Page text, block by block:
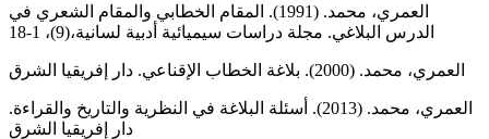
العمري، محمد. (1991). المقام الخطابي والمقام الشعري في
الدرس البلاغي. مجلة دراسات سيميائية أدبية لسانية،(9)، 1-18
العمري، محمد. (2000). بلاغة الخطاب الإقناعي. دار إفريقيا الشرق
العمري، محمد. (2013). أسئلة البلاغة في النظرية والتاريخ والقراءة.
دار إفريقيا الشرق